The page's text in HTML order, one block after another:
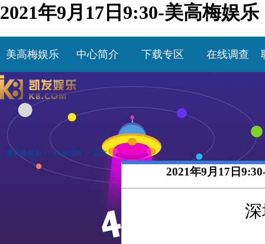
2021年9月17日9:30-美高梅娱乐
美高梅娱乐 中心简介 下载专区 在线调查
> 美高梅娱乐 >> 校园招聘 >> 正文
2021年9月17日